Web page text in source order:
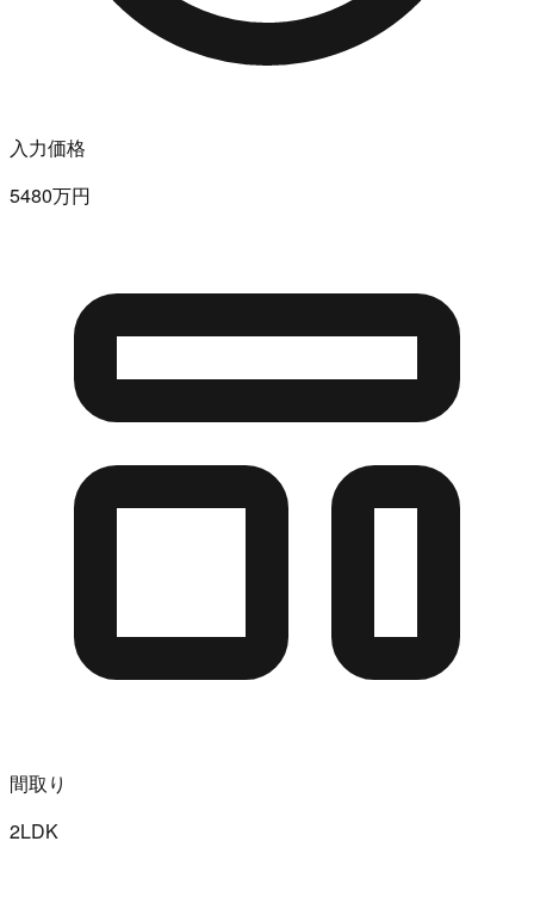
入力価格
5480万円
間取り
2LDK